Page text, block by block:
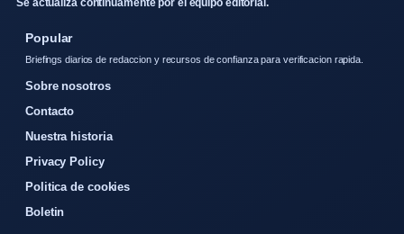
Se actualiza continuamente por el equipo editorial.
Popular
Briefings diarios de redaccion y recursos de confianza para verificacion rapida.
Sobre nosotros
Contacto
Nuestra historia
Privacy Policy
Politica de cookies
Boletin